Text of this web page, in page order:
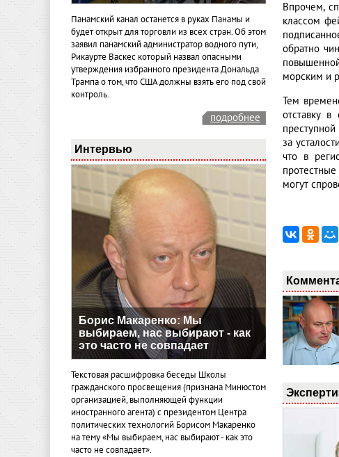
Панамский канал останется в руках Панамы и
будет открыт для торговли из всех стран. Об этом
заявил панамский администратор водного пути,
Рикаурте Васкес который назвал опасными
утверждения избранного президента Дональда
Трампа о том, что США должны взять его под свой
контроль.
подробнее
Интервью
Борис Макаренко: Мы
выбираем, нас выбирают - как
это часто не совпадает
Текстовая расшифровка беседы Школы
гражданского просвещения (признана Минюстом
организацией, выполняющей функции
иностранного агента) с президентом Центра
политических технологий Борисом Макаренко
на тему «Мы выбираем, нас выбирают - как это
часто не совпадает».
Впрочем,
классом
обратно
морским и
Тем
отставку
за
что в
могут